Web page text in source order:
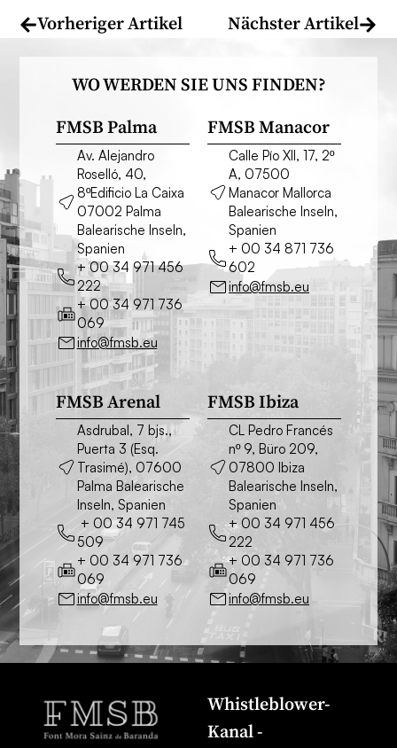
Vorheriger Artikel Nächster Artikel
WO WERDEN SIE UNS FINDEN?
FMSB Palma
Av. Alejandro
Roselló, 40,
8ºEdificio La Caixa
07002 Palma
Balearische Inseln,
Spanien
+ 00 34 971 456
222
+ 00 34 971 736
069
info@fmsb.eu
FMSB Manacor
Calle Pío XII, 17, 2º
A, 07500
Manacor Mallorca
Balearische Inseln,
Spanien
+ 00 34 871 736
602
info@fmsb.eu
FMSB Arenal
Asdrubal, 7 bjs.,
Puerta 3 (Esq.
Trasimé), 07600
Palma Balearische
Inseln, Spanien
+ 00 34 971 745
509
+ 00 34 971 736
069
info@fmsb.eu
FMSB Ibiza
CL Pedro Francés
nº 9, Büro 209,
07800 Ibiza
Balearische Inseln,
Spanien
+ 00 34 971 456
222
+ 00 34 971 736
069
info@fmsb.eu
Whistleblower-
Kanal -